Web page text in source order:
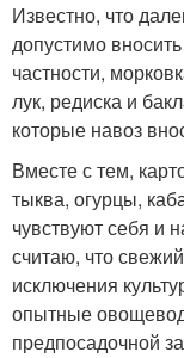
Известно, что
допустимо
частности,
лук, редиска и
которые навоз
Вместе с тем,
тыква, огурцы,
чувствуют себя и
считаю, что
исключения
опытные
предпосадочной